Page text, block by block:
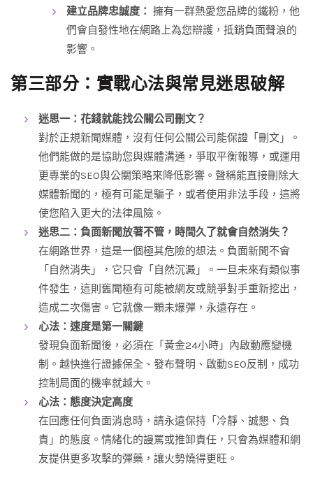
建立品牌忠誠度： 擁有一群熱愛您品牌的鐵粉，他
們會自發性地在網路上為您辯護，抵銷負面聲浪的
影響。
第三部分：實戰心法與常見迷思破解
迷思一：花錢就能找公關公司刪文？
對於正規新聞媒體，沒有任何公關公司能保證「刪文」。
他們能做的是協助您與媒體溝通，爭取平衡報導，或運用
更專業的SEO與公關策略來降低影響。聲稱能直接刪除大
媒體新聞的，極有可能是騙子，或者使用非法手段，這將
使您陷入更大的法律風險。
迷思二：負面新聞放著不管，時間久了就會自然消失？
在網路世界，這是一個極其危險的想法。負面新聞不會
「自然消失」，它只會「自然沉澱」。一旦未來有類似事
件發生，這則舊聞極有可能被網友或競爭對手重新挖出，
造成二次傷害。它就像一顆未爆彈，永遠存在。
心法：速度是第一關鍵
發現負面新聞後，必須在「黃金24小時」內啟動應變機
制。越快進行證據保全、發布聲明、啟動SEO反制，成功
控制局面的機率就越大。
心法：態度決定高度
在回應任何負面消息時，請永遠保持「冷靜、誠懇、負
責」的態度。情緒化的謾罵或推卸責任，只會為媒體和網
友提供更多攻擊的彈藥，讓火勢燒得更旺。